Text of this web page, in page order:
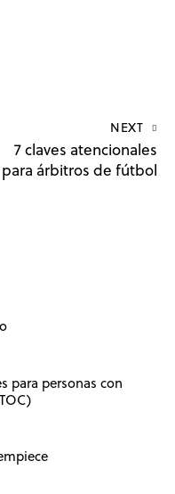
NEXT
7 claves atencionales
para árbitros de fútbol
para personas con